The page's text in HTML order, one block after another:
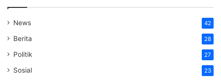
News 42
Berita 28
Politik 27
Sosial 23